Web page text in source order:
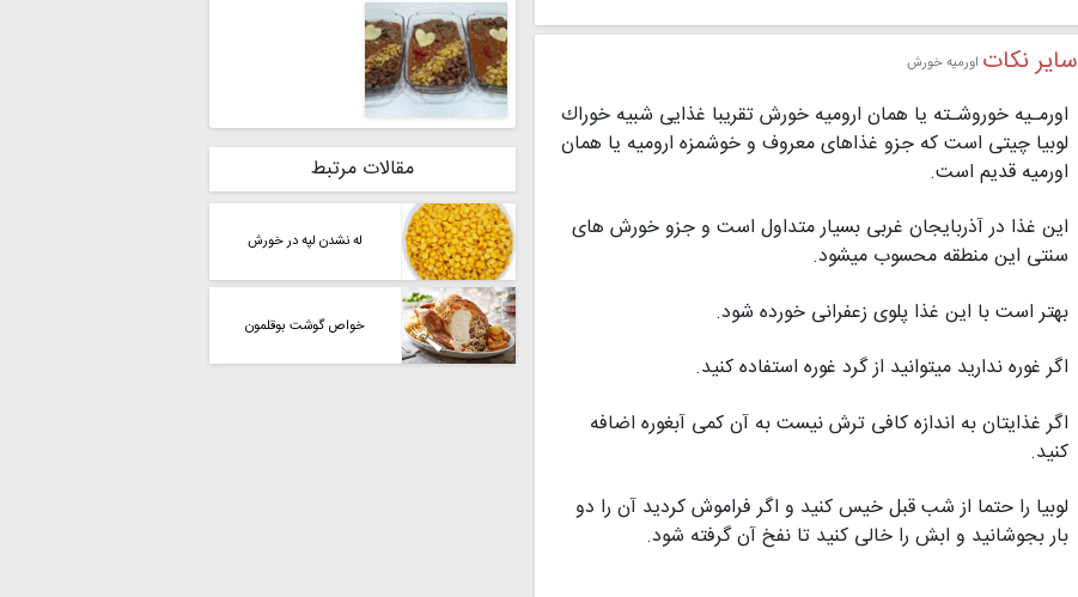
سایر نکات اورمیه خورش
اورمـیه خوروشـته یا همان ارومیه خورش تقریبا غذایی شبیه خوراك
لوبیا چیتی است كه جزو غذاهای معروف و خوشمزه ارومیه یا همان
اورمیه قدیم است.
این غذا در آذربایجان غربی بسیار متداول است و جزو خورش های
سنتی این منطقه محسوب میشود.
بهتر است با این غذا پلوی زعفرانی خورده شود.
اگر غوره ندارید میتوانید از گرد غوره استفاده كنید.
اگر غذایتان به اندازه كافی ترش نیست به آن كمی آبغوره اضافه
كنید.
لوبیا را حتما از شب قبل خیس كنید و اگر فراموش كردید آن را دو
بار بجوشانید و ابش را خالی كنید تا نفخ آن گرفته شود.
مقالات مرتبط
له نشدن لپه در خورش
خواص گوشت بوقلمون